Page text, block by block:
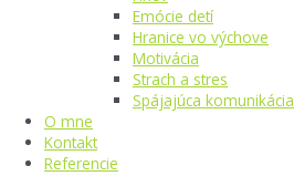
Emócie detí
Hranice vo výchove
Motivácia
Strach a stres
Spájajúca komunikácia
O mne
Kontakt
Referencie